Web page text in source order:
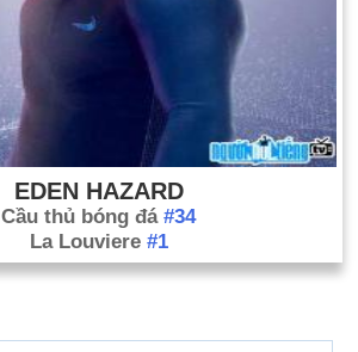
EDEN HAZARD
Cầu thủ bóng đá #34
La Louviere #1